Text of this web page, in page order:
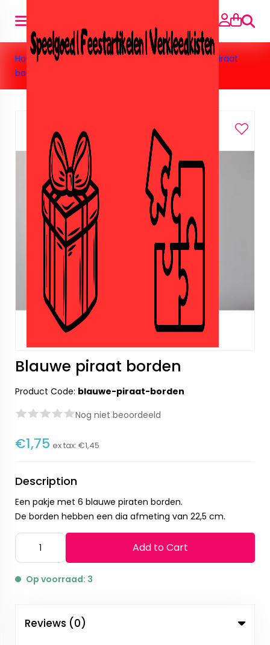
Search
Home » Feestartikelen» Blauwe piraat »Blauwe piraat
borden
Blauwe piraat borden
Product Code: blauwe-piraat-borden
Nog niet beoordeeld
€1,75 ex tax: €1,45
Description
Een pakje met 6 blauwe piraten borden.
De borden hebben een dia afmeting van 22,5 cm.
Add to Cart
Op voorraad: 3
Reviews (0)